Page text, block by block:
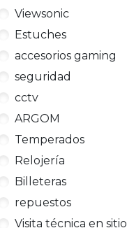
Viewsonic
Estuches
accesorios gaming
seguridad
cctv
ARGOM
Temperados
Relojería
Billeteras
repuestos
Visita técnica en sitio